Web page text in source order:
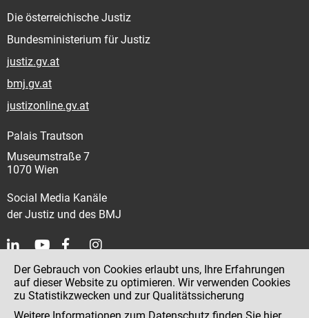
Die österreichische Justiz
Bundesministerium für Justiz
justiz.gv.at
bmj.gv.at
justizonline.gv.at
Palais Trautson
Museumstraße 7
1070 Wien
Social Media Kanäle
der Justiz und des BMJ
Kontakt
Impressum
Der Gebrauch von Cookies erlaubt uns, Ihre Erfahrungen
auf dieser Website zu optimieren. Wir verwenden Cookies
zu Statistikzwecken und zur Qualitätssicherung